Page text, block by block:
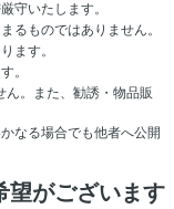
守いたします。
るものではありません。
ます。
。
。また、勧誘・物品販
なる場合でも他者へ公開
がございます